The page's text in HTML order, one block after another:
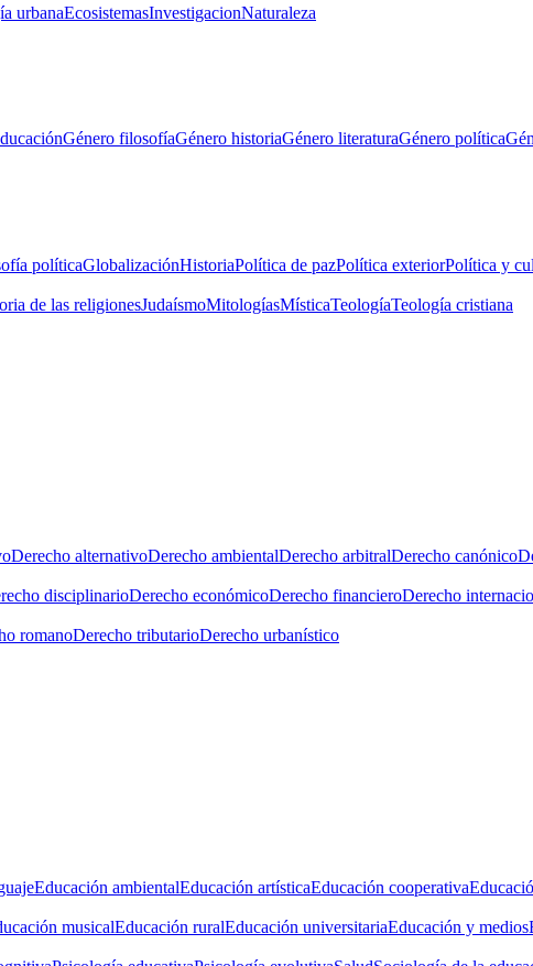
urbanaEcosistemasInvestigacionNaturaleza
Género filosofíaGénero historiaGénero literaturaGénero política
políticaGlobalizaciónHistoriaPolítica de pazPolítica exteriorPolítica y
de las religionesJudaísmoMitologíasMísticaTeologíaTeología cristiana
Derecho alternativoDerecho ambientalDerecho arbitralDerecho canónico
disciplinarioDerecho económicoDerecho financieroDerecho
romanoDerecho tributarioDerecho urbanístico
Educación ambientalEducación artísticaEducación cooperativa
musicalEducación ruralEducación universitariaEducación y medios